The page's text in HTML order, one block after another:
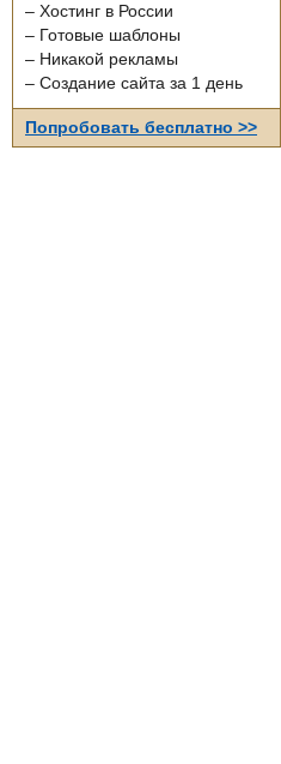
– Хостинг в России
– Готовые шаблоны
– Никакой рекламы
– Создание сайта за 1 день
Попробовать бесплатно >>